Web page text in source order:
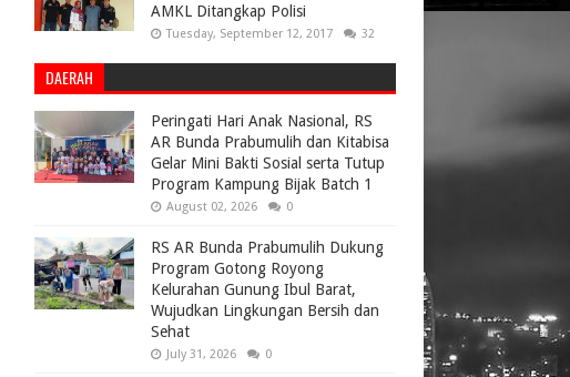
AMKL Ditangkap Polisi
Tuesday, September 12, 2017 32
DAERAH
Peringati Hari Anak Nasional, RS
AR Bunda Prabumulih dan Kitabisa
Gelar Mini Bakti Sosial serta Tutup
Program Kampung Bijak Batch 1
August 02, 2026 0
RS AR Bunda Prabumulih Dukung
Program Gotong Royong
Kelurahan Gunung Ibul Barat,
Wujudkan Lingkungan Bersih dan
Sehat
July 31, 2026 0